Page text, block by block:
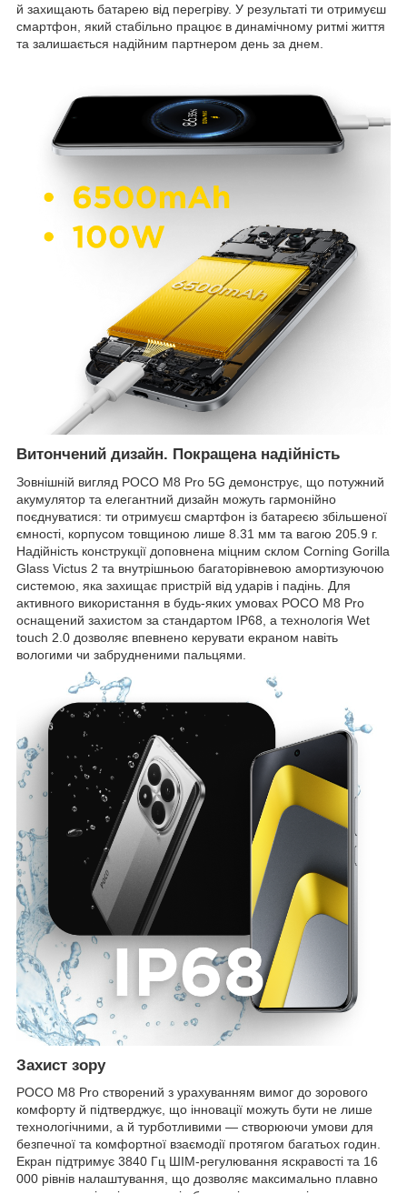
й захищають батарею від перегріву. У результаті ти отримуєш
смартфон, який стабільно працює в динамічному ритмі життя
та залишається надійним партнером день за днем.
Витончений дизайн. Покращена надійність
Зовнішній вигляд POCO M8 Pro 5G демонструє, що потужний
акумулятор та елегантний дизайн можуть гармонійно
поєднуватися: ти отримуєш смартфон із батареєю збільшеної
ємності, корпусом товщиною лише 8.31 мм та вагою 205.9 г.
Надійність конструкції доповнена міцним склом Corning Gorilla
Glass Victus 2 та внутрішньою багаторівневою амортизуючою
системою, яка захищає пристрій від ударів і падінь. Для
активного використання в будь-яких умовах POCO M8 Pro
оснащений захистом за стандартом IP68, а технологія Wet
touch 2.0 дозволяє впевнено керувати екраном навіть
вологими чи забрудненими пальцями.
Захист зору
POCO M8 Pro створений з урахуванням вимог до зорового
комфорту й підтверджує, що інновації можуть бути не лише
технологічними, а й турботливими — створюючи умови для
безпечної та комфортної взаємодії протягом багатьох годин.
Екран підтримує 3840 Гц ШІМ-регулювання яскравості та 16
000 рівнів налаштування, що дозволяє максимально плавно